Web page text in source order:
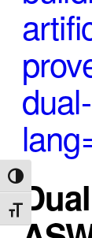
Umschalten auf
Schrift vergrößern